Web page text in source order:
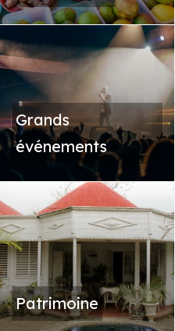
Grands
événements
Patrimoine